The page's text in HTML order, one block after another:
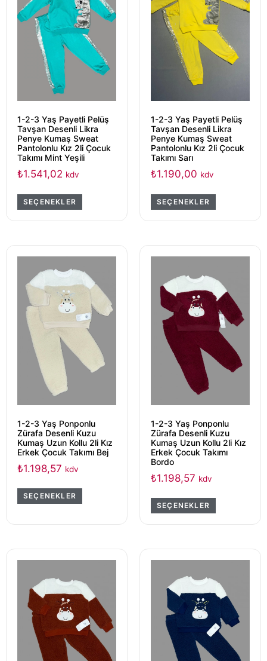
1-2-3 Yaş Payetli Pelüş
Tavşan Desenli Likra
Penye Kumaş Sweat
Pantolonlu Kız 2li Çocuk
Takımı Mint Yeşili
₺1.541,02 kdv
SEÇENEKLER
1-2-3 Yaş Payetli Pelüş
Tavşan Desenli Likra
Penye Kumaş Sweat
Pantolonlu Kız 2li Çocuk
Takımı Sarı
₺1.190,00 kdv
SEÇENEKLER
1-2-3 Yaş Ponponlu
Zürafa Desenli Kuzu
Kumaş Uzun Kollu 2li Kız
Erkek Çocuk Takımı Bej
₺1.198,57 kdv
SEÇENEKLER
1-2-3 Yaş Ponponlu
Zürafa Desenli Kuzu
Kumaş Uzun Kollu 2li Kız
Erkek Çocuk Takımı
Bordo
₺1.198,57 kdv
SEÇENEKLER